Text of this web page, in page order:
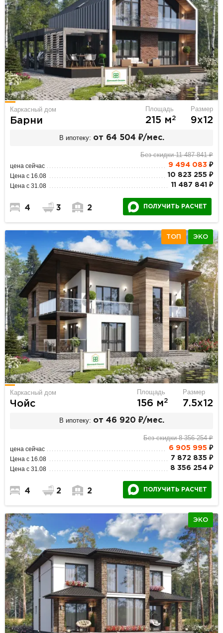
Каркасный дом
Барни
Площадь
215 м2
Размер
9х12
В ипотеку: от 64 504 ₽/мес.
Без скидки 11 487 841 ₽
цена сейчас 9 494 083 ₽
Цена с 16.08 10 823 255 ₽
Цена с 31.08 11 487 841 ₽
4 3 2 ПОЛУЧИТЬ РАСЧЕТ
ТОП ЭКО
Каркасный дом
Чойс
Площадь
156 м2
Размер
7.5х12
В ипотеку: от 46 920 ₽/мес.
Без скидки 8 356 254 ₽
цена сейчас 6 905 995 ₽
Цена с 16.08 7 872 835 ₽
Цена с 31.08 8 356 254 ₽
4 2 2 ПОЛУЧИТЬ РАСЧЕТ
ЭКО